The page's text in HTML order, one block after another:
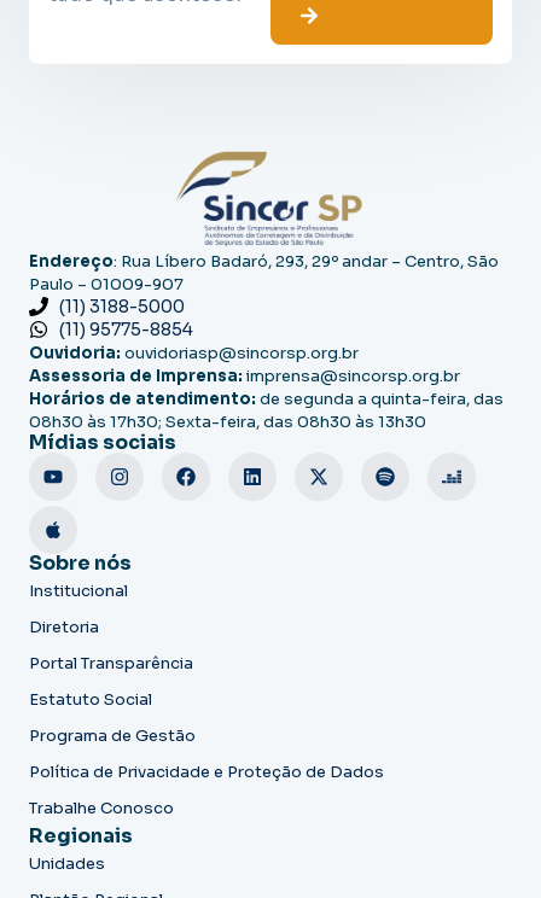
Endereço: Rua Líbero Badaró, 293, 29º andar – Centro, São
Paulo – 01009-907
(11) 3188-5000
(11) 95775-8854
Ouvidoria: ouvidoriasp@sincorsp.org.br
Assessoria de Imprensa: imprensa@sincorsp.org.br
Horários de atendimento: de segunda a quinta-feira, das
08h30 às 17h30; Sexta-feira, das 08h30 às 13h30
Mídias sociais
Sobre nós
Institucional
Diretoria
Portal Transparência
Estatuto Social
Programa de Gestão
Política de Privacidade e Proteção de Dados
Trabalhe Conosco
Regionais
Unidades